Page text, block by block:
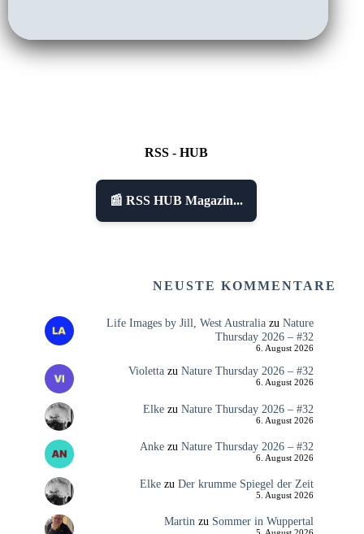
RSS - HUB
📰 RSS HUB Magazin...
NEUSTE KOMMENTARE
Life Images by Jill, West Australiazu Nature
Thursday 2026 – #32
6. August 2026
Violettazu Nature Thursday 2026 – #32
6. August 2026
Elkezu Nature Thursday 2026 – #32
6. August 2026
Ankezu Nature Thursday 2026 – #32
6. August 2026
Elkezu Der krumme Spiegel der Zeit
5. August 2026
Martin zu Sommer in Wuppertal